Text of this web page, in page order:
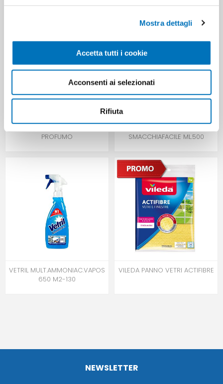
Mostra dettagli
Accetta tutti i cookie
Acconsenti ai selezionati
Rifiuta
PROFUMO
SMACCHIAFACILE ML.500
VETRIL MULT.AMMONIAC.VAPOS
650 M2-130
VILEDA PANNO VETRI ACTIFIBRE
NEWSLETTER